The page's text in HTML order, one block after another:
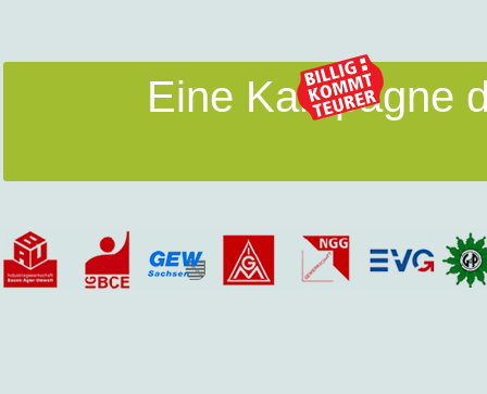
Eine Kampagne